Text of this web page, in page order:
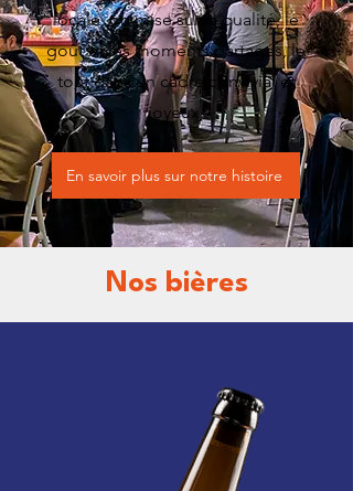
locale, on mise sur la qualité, le
goût et les moments partagés, le
tout dans un cadre convivial et
joyeux.
En savoir plus sur notre histoire
Nos bières